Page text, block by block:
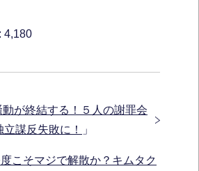
4,180
が終結する！５人の謝罪会
謀反失敗に！
」
こそマジで解散か？キムタク